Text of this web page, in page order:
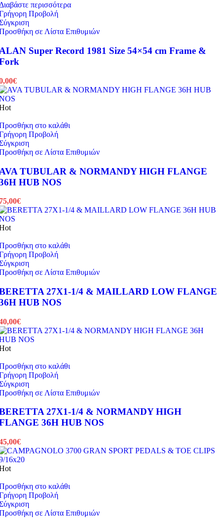
περισσότερα
Προβολή
σε Λίστα Επιθυμιών
Super Record 1981 Size 54×54 cm Frame &
€
στο καλάθι
Προβολή
σε Λίστα Επιθυμιών
TUBULAR & NORMANDY HIGH FLANGE
HUB NOS
€
στο καλάθι
Προβολή
σε Λίστα Επιθυμιών
27X1-1/4 & MAILLARD LOW FLANGE
HUB NOS
€
στο καλάθι
Προβολή
σε Λίστα Επιθυμιών
27X1-1/4 & NORMANDY HIGH
36H HUB NOS
€
στο καλάθι
Προβολή
σε Λίστα Επιθυμιών